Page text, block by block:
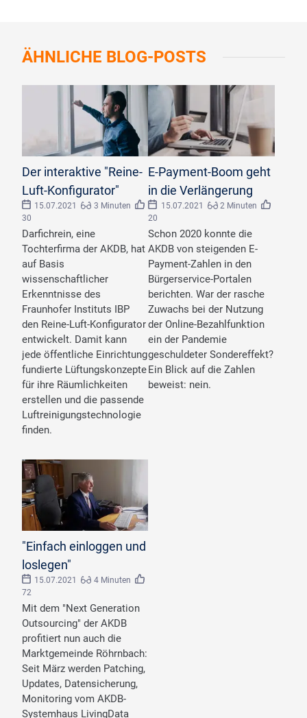
ÄHNLICHE BLOG-POSTS
Der interaktive "Reine-
Luft-Konfigurator"
15.07.2021
3 Minuten
30
Darfichrein, eine
Tochterfirma der AKDB, hat
auf Basis
wissenschaftlicher
Erkenntnisse des
Fraunhofer Instituts IBP
den Reine-Luft-Konfigurator
entwickelt. Damit kann
jede öffentliche Einrichtung
fundierte Lüftungskonzepte
für ihre Räumlichkeiten
erstellen und die passende
Luftreinigungstechnologie
finden.
E-Payment-Boom geht
in die Verlängerung
15.07.2021
2 Minuten
20
Schon 2020 konnte die
AKDB von steigenden E-
Payment-Zahlen in den
Bürgerservice-Portalen
berichten. War der rasche
Zuwachs bei der Nutzung
der Online-Bezahlfunktion
ein der Pandemie
geschuldeter Sondereffekt?
Ein Blick auf die Zahlen
beweist: nein.
"Einfach einloggen und
loslegen"
15.07.2021
4 Minuten
72
Mit dem "Next Generation
Outsourcing" der AKDB
profitiert nun auch die
Marktgemeinde Röhrnbach:
Seit März werden Patching,
Updates, Datensicherung,
Monitoring vom AKDB-
Systemhaus LivingData